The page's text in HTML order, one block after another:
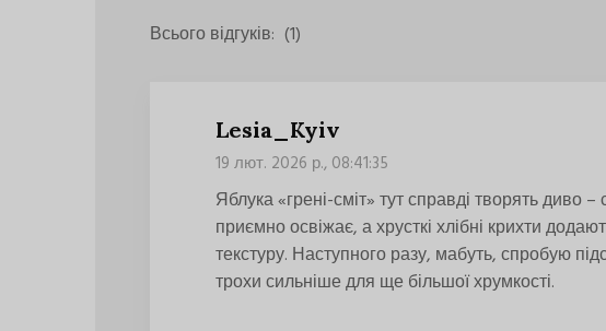
Всього відгуків: (1)
Lesia_Kyiv
19 лют. 2026 р., 08:41:35
Яблука «грені-сміт» тут справді творять диво
приємно освіжає, а хрусткі хлібні крихти
текстуру. Наступного разу, мабуть, спробую
трохи сильніше для ще більшої хрумкості.